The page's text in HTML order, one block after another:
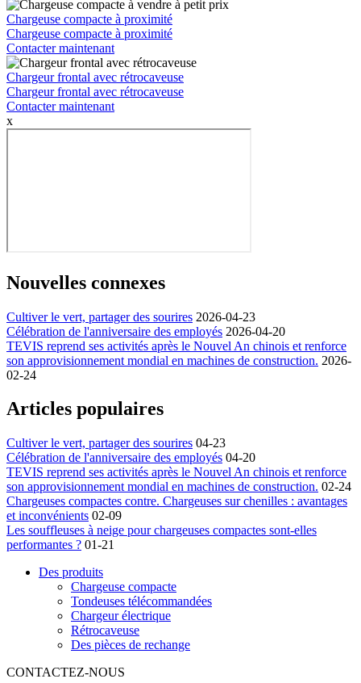
Chargeuse compacte à proximité
Chargeuse compacte à proximité
Contacter maintenant
Chargeur frontal avec rétrocaveuse
Chargeur frontal avec rétrocaveuse
Contacter maintenant
x
Nouvelles connexes
Cultiver le vert, partager des sourires 2026-04-23
Célébration de l'anniversaire des employés 2026-04-20
TEVIS reprend ses activités après le Nouvel An chinois et renforce
son approvisionnement mondial en machines de construction. 2026-
02-24
Articles populaires
Cultiver le vert, partager des sourires 04-23
Célébration de l'anniversaire des employés 04-20
TEVIS reprend ses activités après le Nouvel An chinois et renforce
son approvisionnement mondial en machines de construction. 02-24
Chargeuses compactes contre. Chargeuses sur chenilles : avantages
et inconvénients 02-09
Les souffleuses à neige pour chargeuses compactes sont-elles
performantes ? 01-21
Des produits
Chargeuse compacte
Tondeuses télécommandées
Chargeur électrique
Rétrocaveuse
Des pièces de rechange
CONTACTEZ-NOUS